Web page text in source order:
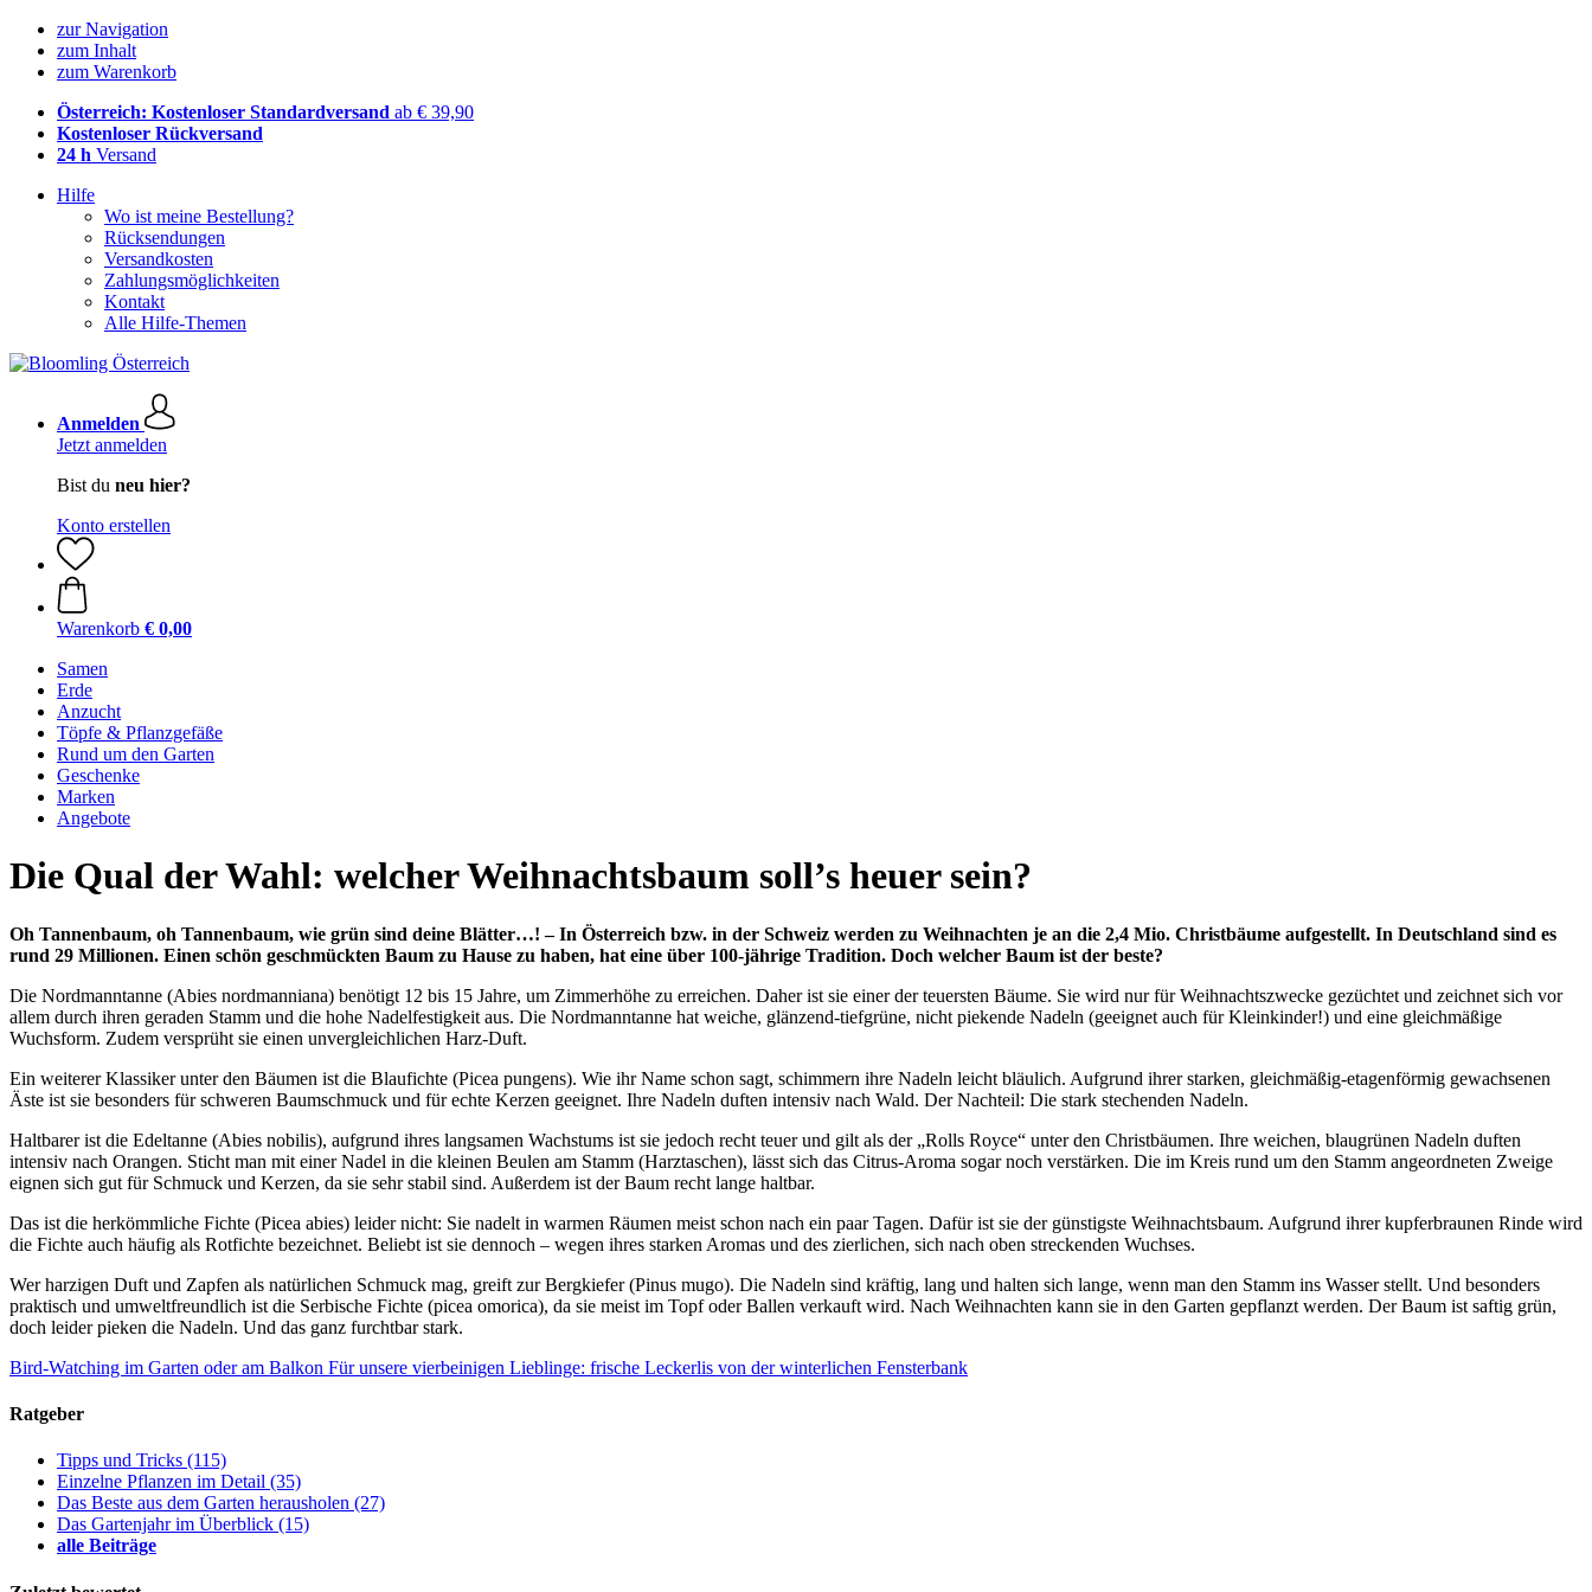
zur Navigation
zum Inhalt
zum Warenkorb
Österreich: Kostenloser Standardversand ab € 39,90
Kostenloser Rückversand
24 h Versand
Hilfe
Wo ist meine Bestellung?
Rücksendungen
Versandkosten
Zahlungsmöglichkeiten
Kontakt
Alle Hilfe-Themen
Anmelden
Jetzt anmelden
Bist du neu hier?
Konto erstellen
Warenkorb € 0,00
Samen
Erde
Anzucht
Töpfe & Pflanzgefäße
Rund um den Garten
Geschenke
Marken
Angebote
Die Qual der Wahl: welcher Weihnachtsbaum soll’s heuer sein?
Oh Tannenbaum, oh Tannenbaum, wie grün sind deine Blätter…! – In Österreich bzw. in der Schweiz werden zu Weihnachten je an die 2,4 Mio. Christbäume aufgestellt. In Deutschland sind es
rund 29 Millionen. Einen schön geschmückten Baum zu Hause zu haben, hat eine über 100-jährige Tradition. Doch welcher Baum ist der beste?
Die Nordmanntanne (Abies nordmanniana) benötigt 12 bis 15 Jahre, um Zimmerhöhe zu erreichen. Daher ist sie einer der teuersten Bäume. Sie wird nur für Weihnachtszwecke gezüchtet und zeichnet sich vor
allem durch ihren geraden Stamm und die hohe Nadelfestigkeit aus. Die Nordmanntanne hat weiche, glänzend-tiefgrüne, nicht piekende Nadeln (geeignet auch für Kleinkinder!) und eine gleichmäßige
Wuchsform. Zudem versprüht sie einen unvergleichlichen Harz-Duft.
Ein weiterer Klassiker unter den Bäumen ist die Blaufichte (Picea pungens). Wie ihr Name schon sagt, schimmern ihre Nadeln leicht bläulich. Aufgrund ihrer starken, gleichmäßig-etagenförmig gewachsenen
Äste ist sie besonders für schweren Baumschmuck und für echte Kerzen geeignet. Ihre Nadeln duften intensiv nach Wald. Der Nachteil: Die stark stechenden Nadeln.
Haltbarer ist die Edeltanne (Abies nobilis), aufgrund ihres langsamen Wachstums ist sie jedoch recht teuer und gilt als der „Rolls Royce“ unter den Christbäumen. Ihre weichen, blaugrünen Nadeln duften
intensiv nach Orangen. Sticht man mit einer Nadel in die kleinen Beulen am Stamm (Harztaschen), lässt sich das Citrus-Aroma sogar noch verstärken. Die im Kreis rund um den Stamm angeordneten Zweige
eignen sich gut für Schmuck und Kerzen, da sie sehr stabil sind. Außerdem ist der Baum recht lange haltbar.
Das ist die herkömmliche Fichte (Picea abies) leider nicht: Sie nadelt in warmen Räumen meist schon nach ein paar Tagen. Dafür ist sie der günstigste Weihnachtsbaum. Aufgrund ihrer kupferbraunen Rinde wird
die Fichte auch häufig als Rotfichte bezeichnet. Beliebt ist sie dennoch – wegen ihres starken Aromas und des zierlichen, sich nach oben streckenden Wuchses.
Wer harzigen Duft und Zapfen als natürlichen Schmuck mag, greift zur Bergkiefer (Pinus mugo). Die Nadeln sind kräftig, lang und halten sich lange, wenn man den Stamm ins Wasser stellt. Und besonders
praktisch und umweltfreundlich ist die Serbische Fichte (picea omorica), da sie meist im Topf oder Ballen verkauft wird. Nach Weihnachten kann sie in den Garten gepflanzt werden. Der Baum ist saftig grün,
doch leider pieken die Nadeln. Und das ganz furchtbar stark.
Bird-Watching im Garten oder am Balkon Für unsere vierbeinigen Lieblinge: frische Leckerlis von der winterlichen Fensterbank
Ratgeber
Tipps und Tricks (115)
Einzelne Pflanzen im Detail (35)
Das Beste aus dem Garten herausholen (27)
Das Gartenjahr im Überblick (15)
alle Beiträge